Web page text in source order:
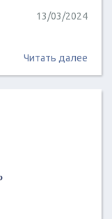
13/03/2024
Читать далее